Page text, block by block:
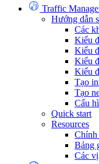
Traffic
Hướng dẫn
Các
Kiểu
Kiểu
Kiểu
Kiểu
Tạo
Tạo
Cấu
Quick start
Resources
Chính
Bảng
Các